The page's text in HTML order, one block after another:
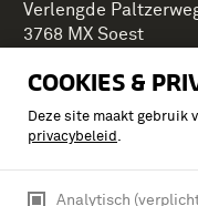
COOKIES &
Deze site maakt gebruik
privacybeleid .
Analytisch
Verlengde
3768 MX Soest
Onderdeel van